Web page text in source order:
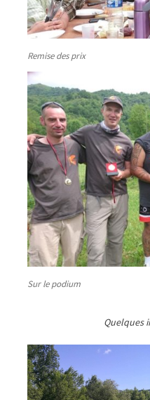
Remise des prix
Sur le podium
Quelques